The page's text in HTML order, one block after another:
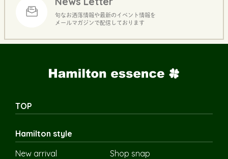
旬なお洒落情報や最新のイベント情報を
メールマガジンで配信しております
TOP
Hamilton style
New arrival
Shop snap